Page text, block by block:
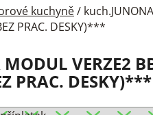
kuchyně/
PRAC. DESKY)***
VERZE2
PRAC. DESKY)***